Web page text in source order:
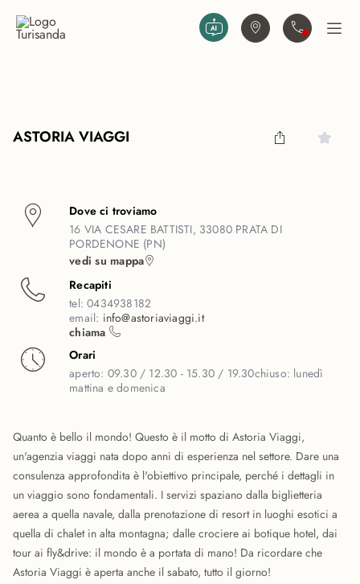
Trova agenziaContattaciApri
ASTORIA VIAGGI
Dove ci troviamo
16 VIA CESARE BATTISTI, 33080 PRATA DI
PORDENONE (PN)
vedi su mappa
Recapiti
tel:0434938182
email: info@astoriaviaggi.it
chiama
Orari
aperto: 09.30 / 12.30 - 15.30 / 19.30chiuso: lunedì
mattina e domenica
Quanto è bello il mondo! Questo è il motto di Astoria Viaggi,
un'agenzia viaggi nata dopo anni di esperienza nel settore. Dare una
consulenza approfondita è l'obiettivo principale, perché i dettagli in
un viaggio sono fondamentali. I servizi spaziano dalla biglietteria
aerea a quella navale, dalla prenotazione di resort in luoghi esotici a
quella di chalet in alta montagna; dalle crociere ai botique hotel, dai
tour ai fly&drive: il mondo è a portata di mano! Da ricordare che
Astoria Viaggi è aperta anche il sabato, tutto il giorno!